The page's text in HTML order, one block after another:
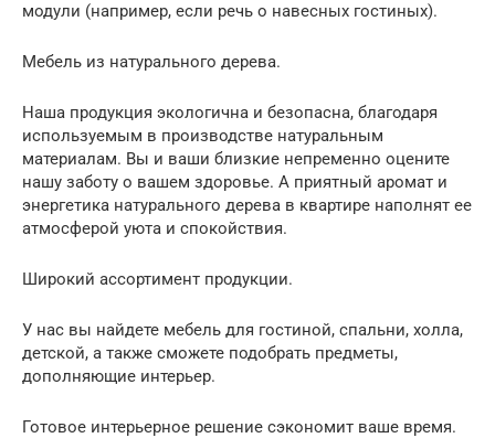
модули (например, если речь о навесных гостиных).
Мебель из натурального дерева.
Наша продукция экологична и безопасна, благодаря
используемым в производстве натуральным
материалам. Вы и ваши близкие непременно оцените
нашу заботу о вашем здоровье. А приятный аромат и
энергетика натурального дерева в квартире наполнят ее
атмосферой уюта и спокойствия.
Широкий ассортимент продукции.
У нас вы найдете мебель для гостиной, спальни, холла,
детской, а также сможете подобрать предметы,
дополняющие интерьер.
Готовое интерьерное решение сэкономит ваше время.